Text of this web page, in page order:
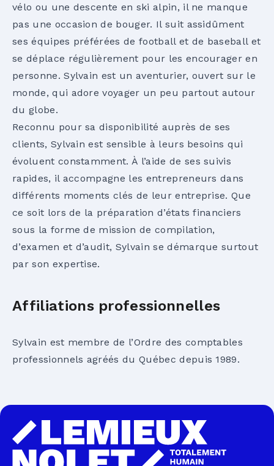
vélo ou une descente en ski alpin, il ne manque
pas une occasion de bouger. Il suit assidûment
ses équipes préférées de football et de baseball et
se déplace régulièrement pour les encourager en
personne. Sylvain est un aventurier, ouvert sur le
monde, qui adore voyager un peu partout autour
du globe.
Reconnu pour sa disponibilité auprès de ses
clients, Sylvain est sensible à leurs besoins qui
évoluent constamment. À l’aide de ses suivis
rapides, il accompagne les entrepreneurs dans
différents moments clés de leur entreprise. Que
ce soit lors de la préparation d’états financiers
sous la forme de mission de compilation,
d’examen et d’audit, Sylvain se démarque surtout
par son expertise.
Affiliations professionnelles
Sylvain est membre de l’Ordre des comptables
professionnels agréés du Québec depuis 1989.